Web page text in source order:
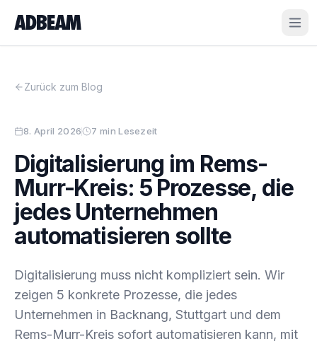
ADBEAM
Zurück zum Blog
8. April 2026 7 min Lesezeit
Digitalisierung im Rems-
Murr-Kreis: 5 Prozesse, die
jedes Unternehmen
automatisieren sollte
Digitalisierung muss nicht kompliziert sein. Wir
zeigen 5 konkrete Prozesse, die jedes
Unternehmen in Backnang, Stuttgart und dem
Rems-Murr-Kreis sofort automatisieren kann, mit